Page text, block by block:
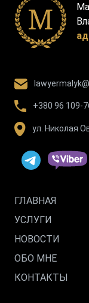
+380 96 109-
ул. Николая
ГЛАВНАЯ
УСЛУГИ
НОВОСТИ
ОБО МНЕ
КОНТАКТЫ